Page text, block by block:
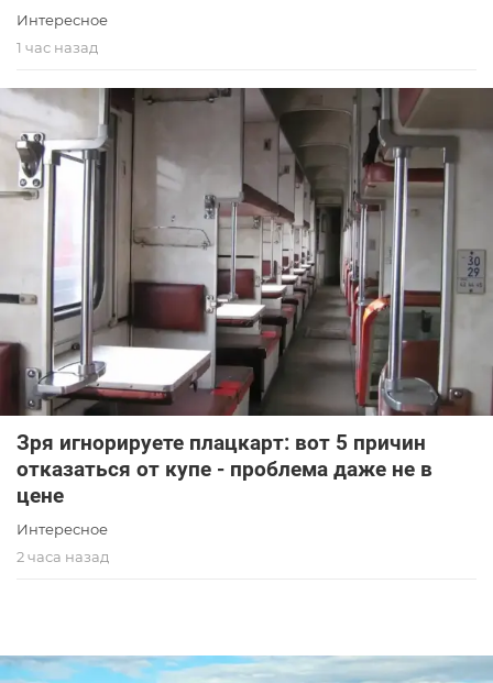
Интересное
1 час назад
Зря игнорируете плацкарт: вот 5 причин
отказаться от купе - проблема даже не в
цене
Интересное
2 часа назад